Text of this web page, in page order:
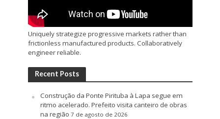
Uniquely strategize progressive markets rather than
frictionless manufactured products. Collaboratively
engineer reliable.
Recent Posts
Construção da Ponte Pirituba à Lapa segue em
ritmo acelerado. Prefeito visita canteiro de obras
na região 7 de agosto de 2026